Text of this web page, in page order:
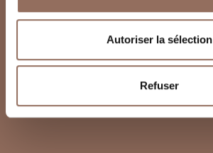
Autoriser la sélection
Refuser